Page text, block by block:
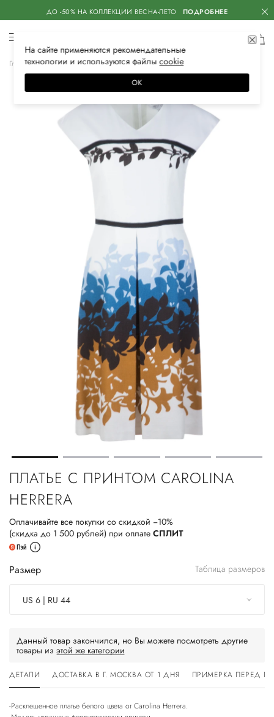
ДО -50% НА КОЛЛЕКЦИИ ВЕСНА-ЛЕТО ПОДРОБНЕЕ
Главная Женская Одежда Платья Повседневные
ПЛАТЬЕ С ПРИНТОМ CAROLINA
HERRERA
Оплачивайте все покупки со скидкой −10%
(скидка до 1 500 рублей) при оплате СПЛИТ
Размер Таблица размеров
US 6 | RU 44
Данный товар закончился, но Вы можете посмотреть другие
товары из этой же категории
ДЕТАЛИ ДОСТАВКА В Г. МОСКВА ОТ 1 ДНЯ ПРИМЕРКА ПЕРЕД
-Расклешенное платье белого цвета от Carolina Herrera.
На сайте применяются рекомендательные
технологии и используются файлысооkiе
ОК